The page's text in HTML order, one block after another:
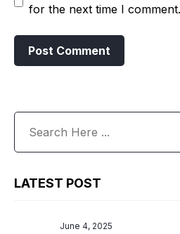
for the next time I comment.
Search
LATEST POST
June 4, 2025